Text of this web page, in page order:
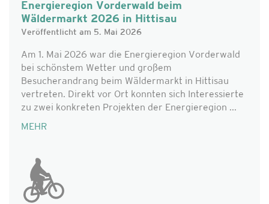
Energieregion Vorderwald beim
Wäldermarkt 2026 in Hittisau
Veröffentlicht am 5. Mai 2026
Am 1. Mai 2026 war die Energieregion Vorderwald
bei schönstem Wetter und großem
Besucherandrang beim Wäldermarkt in Hittisau
vertreten. Direkt vor Ort konnten sich Interessierte
zu zwei konkreten Projekten der Energieregion ...
MEHR